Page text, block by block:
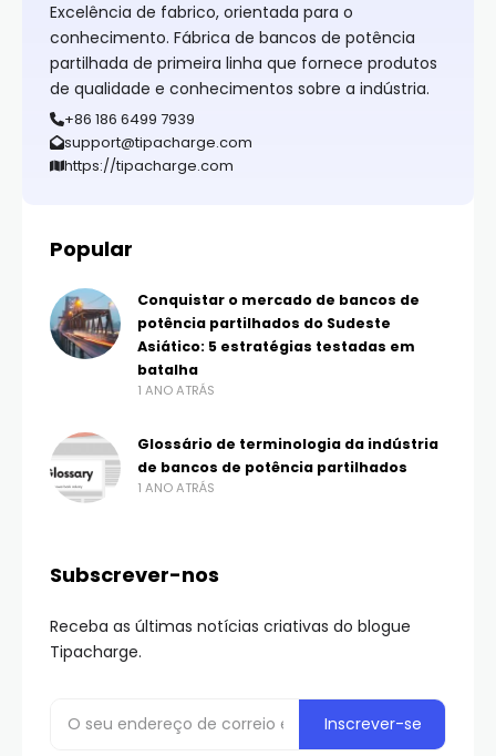
Excelência de fabrico, orientada para o
conhecimento. Fábrica de bancos de potência
partilhada de primeira linha que fornece produtos
de qualidade e conhecimentos sobre a indústria.
+86 186 6499 7939
support@tipacharge.com
https://tipacharge.com
Popular
Conquistar o mercado de bancos de
potência partilhados do Sudeste
Asiático: 5 estratégias testadas em
batalha
1 ANO ATRÁS
Glossário de terminologia da indústria
de bancos de potência partilhados
1 ANO ATRÁS
Subscrever-nos
Receba as últimas notícias criativas do blogue
Tipacharge.